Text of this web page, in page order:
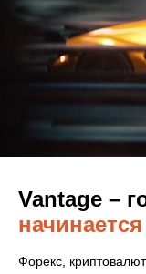
Vantage –
Форекс,